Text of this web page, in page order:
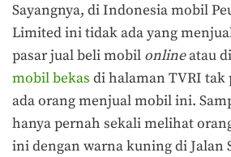
Sayangnya, di Indonesia mobil
Limited ini tidak ada yang
pasar jual beli mobil onlineatau
mobil bekas di halaman TVRI tak
ada orang menjual mobil ini.
hanya pernah sekali melihat
ini dengan warna kuning di Jalan